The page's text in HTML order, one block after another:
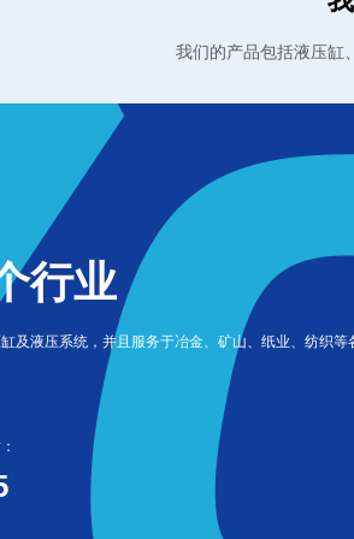
我们的产品包括液压缸
行业
及液压系统，并且服务于冶金、矿山、纸业、纺织等